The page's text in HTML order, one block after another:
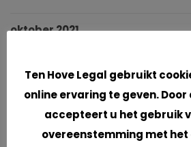
oktober 2021
juni 2021
april 2021
Ten Hove Legal gebruikt
online ervaring te geven.
accepteert u het gebruik
overeenstemming met